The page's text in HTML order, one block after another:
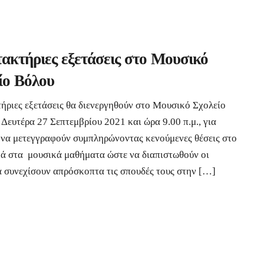
εξετάσεις στο Μουσικό
Βόλου
εξετάσεις θα διενεργηθούν στο Μουσικό Σχολείο
27 Σεπτεμβρίου 2021 και ώρα 9.00 π.μ., για
μετεγγραφούν συμπληρώνοντας κενούμενες θέσεις στο
στα μουσικά μαθήματα ώστε να διαπιστωθούν οι
απρόσκοπτα τις σπουδές τους στην […]